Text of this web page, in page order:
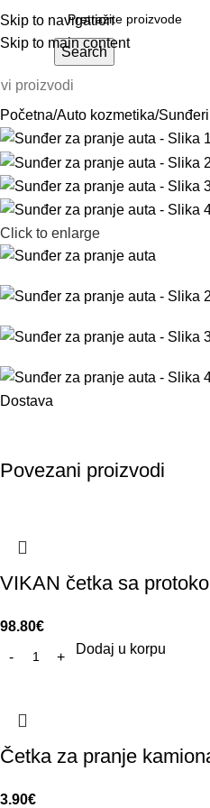
Skip to navigation
Skip to main content
Search
proizvodi
Početna Auto kozmetika
Click to enlarge
Dostava
Povezani proizvodi
VIKAN četka sa
98.80€
Dodaj u korpu
Četka za pranje
3.90€